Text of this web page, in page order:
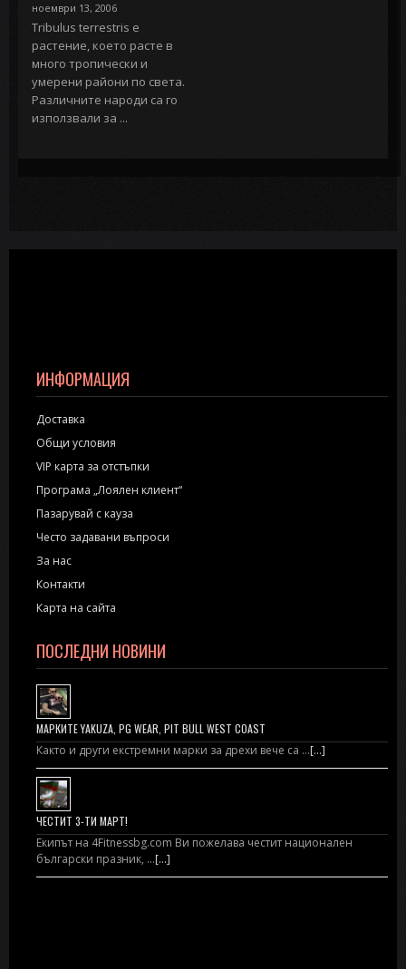
ноември 13, 2006
Tribulus terrestris е
растение, което расте в
много тропически и
умерени райони по света.
Различните народи са го
използвали за ...
ИНФОРМАЦИЯ
Доставка
Общи условия
VIP карта за отстъпки
Програма „Лоялен клиент“
Пазарувай с кауза
Често задавани въпроси
За нас
Контакти
Карта на сайта
ПОСЛЕДНИ НОВИНИ
МАРКИТЕ YAKUZA, PG WEAR, PIT BULL WEST COAST
Както и други екстремни марки за дрехи вече са …[...]
ЧЕСТИТ 3-ТИ МАРТ!
Екипът на 4Fitnessbg.com Ви пожелава честит национален
български празник, …[...]